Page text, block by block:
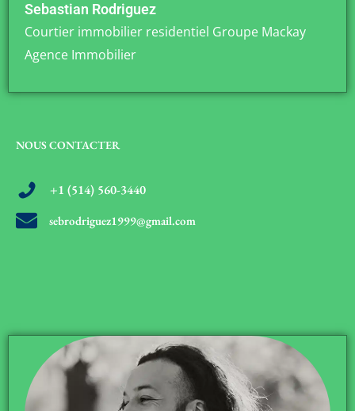
Sebastian Rodriguez
Courtier immobilier residentiel Groupe Mackay
Agence Immobilier
NOUS CONTACTER
+1 (514) 560-3440
sebrodriguez1999@gmail.com